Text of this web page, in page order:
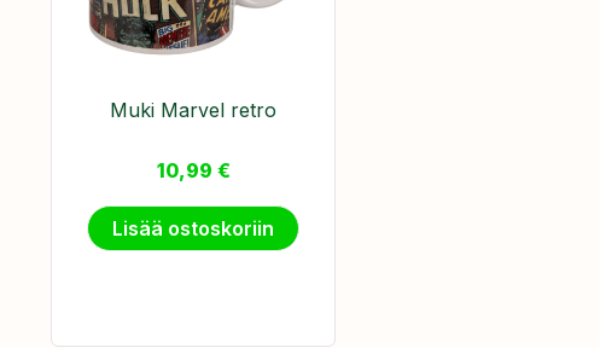
Muki Marvel retro
10,99 €
Lisää ostoskoriin